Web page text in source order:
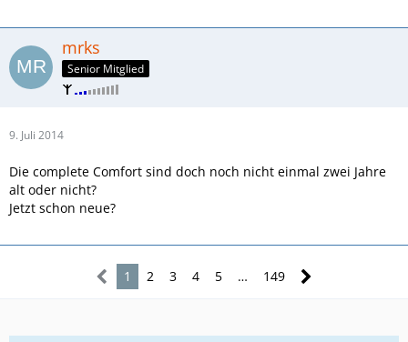
mrks
Senior Mitglied
9. Juli 2014
Die complete Comfort sind doch noch nicht einmal zwei Jahre
alt oder nicht?
Jetzt schon neue?
1 2 3 4 5 … 149